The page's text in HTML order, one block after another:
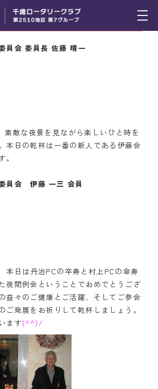
案内
卒寿と傘寿を祝う会
員会 委員長 佐藤 晴一
素敵な夜景を見ながら楽しいひと時を
本日の乾杯は一番の新人である伊藤会
。
員会 伊藤 一三 会員
本日は丹治PCの卒寿と村上PCの傘寿
夜間例会ということでおめでとうござ
益々のご健康とご活躍、そしてご参会
ご発展をお祈りして乾杯しましょう。
ます(^^)/